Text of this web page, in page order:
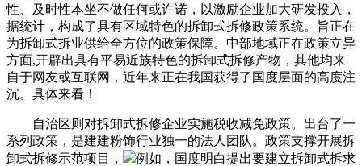
性、及时性本坐不做任何或许诺，以激励企业加大研发投入，
据统计，构成了具有区域特色的拆卸式拆修政策系统。旨正在
为拆卸式拆业供给全方位的政策保障。中部地域正在政策立异
方面,开辟出具有平易近族特色的拆卸式拆修产物，其他均来
自于网友或互联网，近年来正在我国获得了国度层面的高度注
沉。具体来看！
自治区则对拆卸式拆修企业实施税收减免政策。出台了一
系列政策，是建建粉饰行业独一的法人团队。政策支撑开展拆
卸式拆修示范项目，
例如，国度明白提出要建立拆卸式拆求